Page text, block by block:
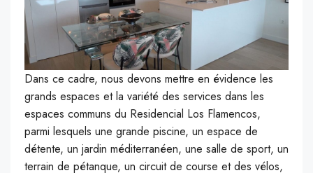
Dans ce cadre, nous devons mettre en évidence les
grands espaces et la variété des services dans les
espaces communs du Residencial Los Flamencos,
parmi lesquels une grande piscine, un espace de
détente, un jardin méditerranéen, une salle de sport, un
terrain de pétanque, un circuit de course et des vélos,